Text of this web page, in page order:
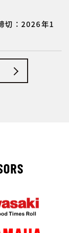
切：2026年1